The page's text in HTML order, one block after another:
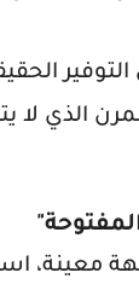
الذي لا
معينة،